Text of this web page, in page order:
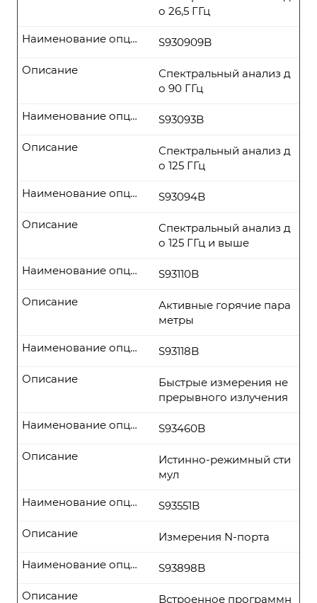
о 26,5 ГГц
S930909B
Наименование опции
Спектральный анализ д
о 90 ГГц
Описание
S93093B
Наименование опции
Спектральный анализ д
о 125 ГГц
Описание
S93094B
Наименование опции
Спектральный анализ д
о 125 ГГц и выше
Описание
S93110B
Наименование опции
Активные горячие пара
метры
Описание
S93118B
Наименование опции
Быстрые измерения не
прерывного излучения
Описание
S93460B
Наименование опции
Истинно-режимный сти
мул
Описание
S93551B
Наименование опции
Измерения N-порта
Описание
S93898B
Наименование опции
Встроенное программн
Описание